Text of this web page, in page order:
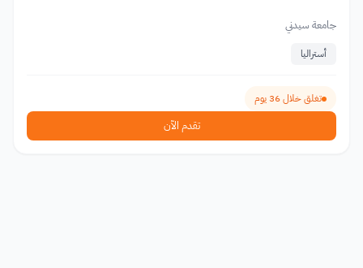
جامعة سيدني
أستراليا
تغلق خلال 36 يوم
تقدم الآن